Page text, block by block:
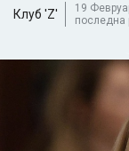
Клуб 'Z'
19
последна